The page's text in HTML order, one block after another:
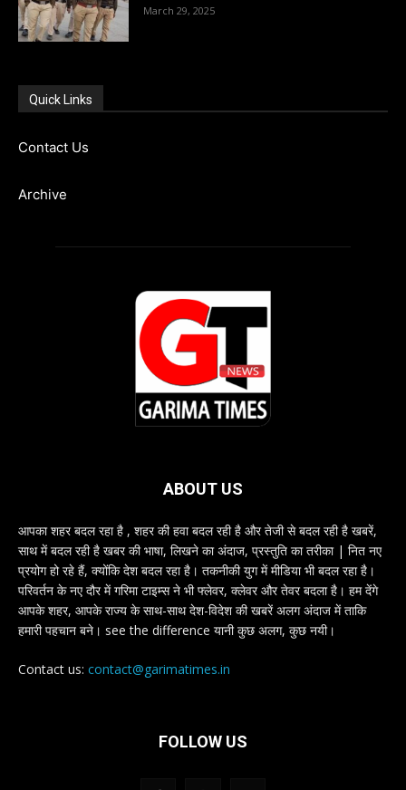
March 29, 2025
Quick Links
Contact Us
Archive
ABOUT US
आपका शहर बदल रहा है , शहर की हवा बदल रही है और तेजी से बदल रही है खबरें,
साथ में बदल रही है खबर की भाषा, लिखने का अंदाज, प्रस्तुति का तरीका | नित नए
प्रयोग हो रहे हैं, क्योंकि देश बदल रहा है। तकनीकी युग में मीडिया भी बदल रहा है।
परिवर्तन के नए दौर में गरिमा टाइम्स ने भी फ्लेवर, क्लेवर और तेवर बदला है। हम देंगे
आपके शहर, आपके राज्य के साथ-साथ देश-विदेश की खबरें अलग अंदाज में ताकि
हमारी पहचान बने। see the difference यानी कुछ अलग, कुछ नयी।
Contact us: contact@garimatimes.in
FOLLOW US